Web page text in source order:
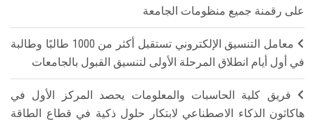
على رقمنة جميع منظومات الجامعة
معامل التنسيق الإلكتروني تستقبل أكثر من 1000 طالبًا وطالبة
في أول أيام انطلاق المرحلة الأولى لتنسيق القبول بالجامعات
فريق كلية الحاسبات والمعلومات يحصد المركز الأول في
هاكاثون الذكاء الاصطناعي لابتكار حلول ذكية في قطاع الطاقة